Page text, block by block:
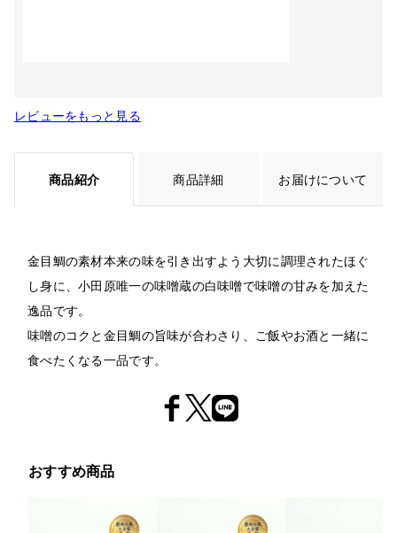
レビューをもっと見る
商品紹介
金目鯛の素材本来の味を引き出すよう大切に調理されたほぐ
し身に、小田原唯一の味噌蔵の白味噌で味噌の甘みを加えた
逸品です。
味噌のコクと金目鯛の旨味が合わさり、ご飯やお酒と一緒に
食べたくなる一品です。
商品詳細 お届けについて
おすすめ商品